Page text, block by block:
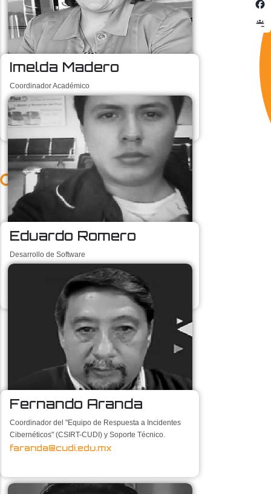
Imelda Madero
Coordinador Académico
academy@cudi.edu.mx
Eduardo Romero
Desarrollo de Software
eromero@cudi.edu.mx
Fernando Aranda
Coordinador del "Equipo de Respuesta a Incidentes
Cibernéticos" (CSIRT-CUDI) y Soporte Técnico.
faranda@cudi.edu.mx